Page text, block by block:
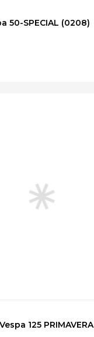
50-SPECIAL (0208)
125 PRIMAVERA